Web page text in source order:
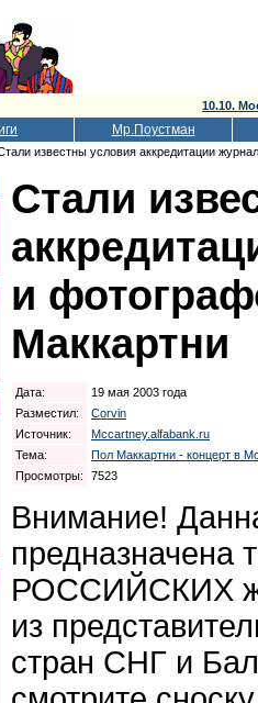
10.10.
Мр.Поустман
известны условия аккредитации
Стали
и
Маккартни
Дата:
19 мая 2003 года
Разместил:
Corvin
Источник:
Mccartney.alfabank.ru
Тема:
Пол Маккартни - концерт в
Просмотры:
7523
Внимание!
предназначена
РОССИЙСКИХ
из
стран СНГ и